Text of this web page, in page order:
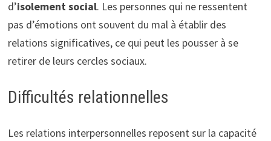
d’isolement social. Les personnes qui ne ressentent
pas d’émotions ont souvent du mal à établir des
relations significatives, ce qui peut les pousser à se
retirer de leurs cercles sociaux.
Difficultés relationnelles
Les relations interpersonnelles reposent sur la capacité